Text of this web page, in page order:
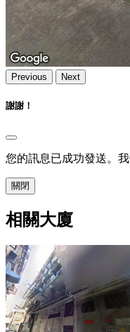
Previous Next
謝謝！
您的訊息已成功發送。
關閉
相關大廈